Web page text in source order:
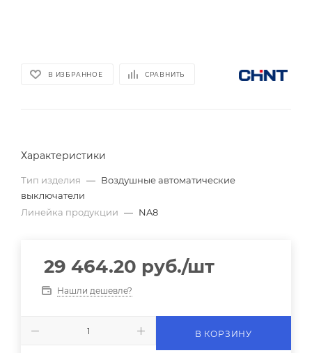
В ИЗБРАННОЕ СРАВНИТЬ
Характеристики
Тип изделия — Воздушные автоматические
выключатели
Линейка продукции — NA8
29 464.20 руб./шт
Нашли дешевле?
В КОРЗИНУ